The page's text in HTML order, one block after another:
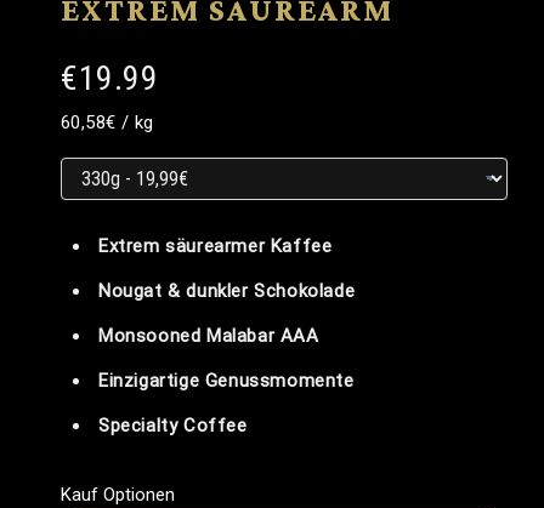
EXTREM SÄUREARM
€19.99
Grundpreis
Grundpreis
60,58€ / pro
kg
Extrem säurearmer Kaffee
Nougat & dunkler Schokolade
Monsooned Malabar AAA
Einzigartige Genussmomente
Specialty Coffee
Kauf Optionen